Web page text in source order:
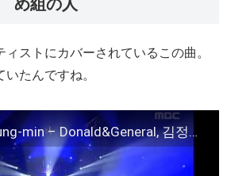
め組の人
ィストにカバーされているこの曲。
たんですね。
음악캠프 – Kim Jung-min – Donald&General, 김정민 – 도날드&장군, Music Camp 20020316